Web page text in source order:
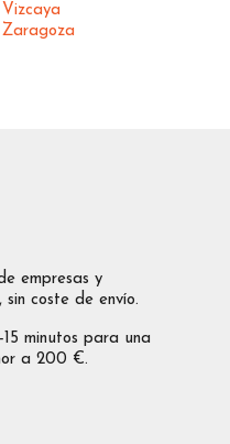
Zaragoza
empresas y
sin coste de envío.
minutos para una
a 200 €.